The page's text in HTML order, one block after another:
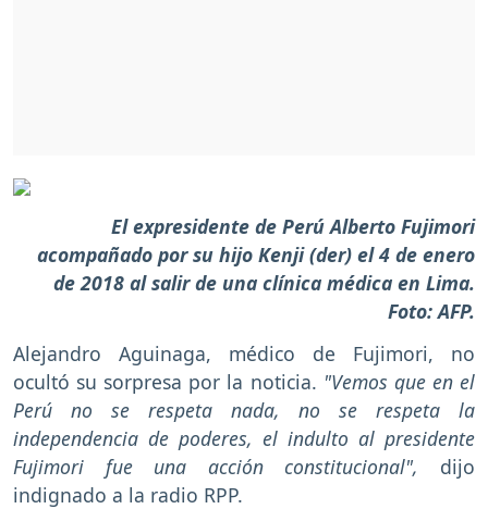
El expresidente de Perú Alberto Fujimori
acompañado por su hijo Kenji (der) el 4 de enero
de 2018 al salir de una clínica médica en Lima.
Foto: AFP.
Alejandro Aguinaga, médico de Fujimori, no
ocultó su sorpresa por la noticia. "Vemos que en el
Perú no se respeta nada, no se respeta la
independencia de poderes, el indulto al presidente
Fujimori fue una acción constitucional", dijo
indignado a la radio RPP.